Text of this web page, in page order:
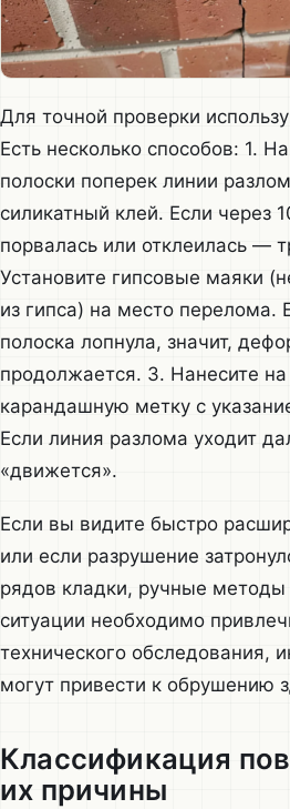
Для точной проверки
Есть несколько способов: 1.
полоски поперек линии
силикатный клей. Если через
порвалась или отклеилась —
Установите гипсовые маяки
из гипса) на место перелома.
полоска лопнула, значит,
продолжается. 3. Нанесите
карандашную метку с
Если линия разлома уходит
«движется».
Если вы видите быстро
или если разрушение
рядов кладки, ручные методы
ситуации необходимо
технического обследования,
могут привести к обрушению
Классификация
их причины